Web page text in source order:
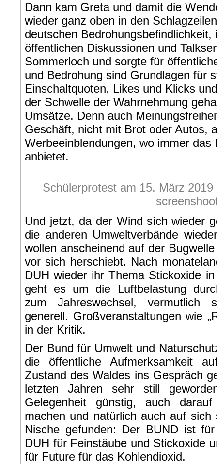
Dann kam Greta und damit die
wieder ganz oben in den
deutschen Bedrohungsbefindlichkeit,
öffentlichen Diskussionen und
Sommerloch und sorgte für
und Bedrohung sind Grundlagen für
Einschaltquoten, Likes und Klicks
der Schwelle der Wahrnehmung
Umsätze. Denn auch
Geschäft, nicht mit Brot oder Autos,
Werbeeinblendungen, wo immer das
anbietet.
Schülerprotest am 15. März
Und jetzt, da der Wind sich wieder
die anderen Umweltverbände
wollen anscheinend auf der
vor sich herschiebt. Nach
DUH wieder ihr Thema Stickoxide
geht es um die Luftbelastung
zum Jahreswechsel, vermutlich
generell. Großveranstaltungen wie
in der Kritik.
Der Bund für Umwelt und
die öffentliche Aufmerksamkeit
Zustand des Waldes ins Gespräch
letzten Jahren sehr still
Gelegenheit günstig, auch
machen und natürlich auch auf
Nische gefunden: Der BUND ist
DUH für Feinstäube und Stickoxide
für Future für das Kohlendioxid.